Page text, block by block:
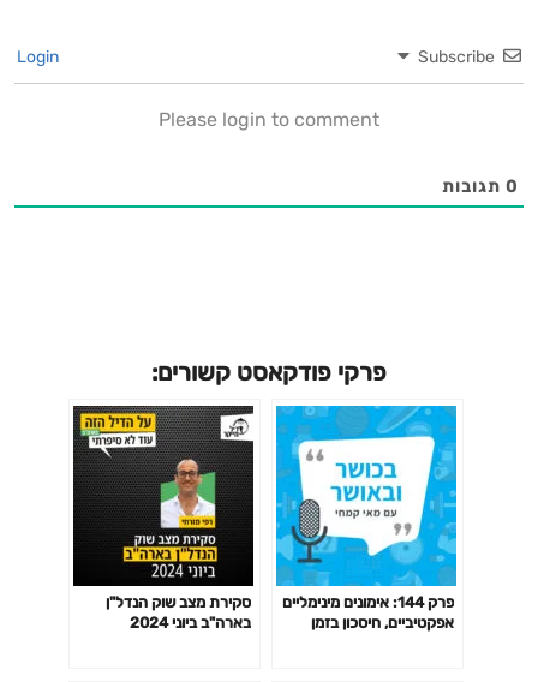
Subscribe
Please login to comment
0 תגובות
פרקי פודקאסט קשורים:
פרק 144: אימונים מינימליים
אפקטיביים, חיסכון בזמן
סקירת מצב שוק הנדל"ן
בארה"ב ביוני 2024